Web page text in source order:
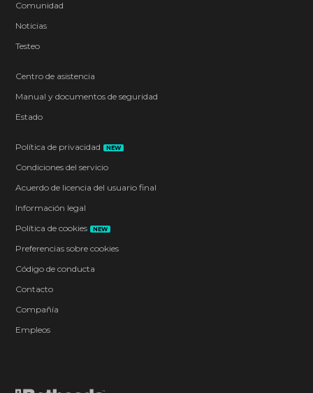
Comunidad
Noticias
Testeo
Centro de asistencia
Manual y documentos de seguridad
Estado
Política de privacidad NEW
Condiciones del servicio
Acuerdo de licencia del usuario final
Información legal
Política de cookies
NEW
Preferencias sobre cookies
Código de conducta
Contacto
Compañía
Empleos